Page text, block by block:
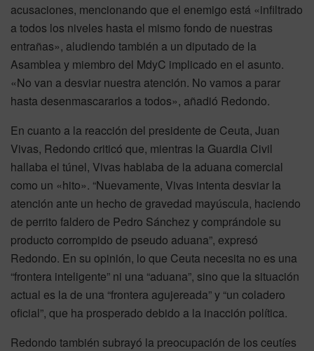
acusaciones, mencionando que el enemigo está «infiltrado
a todos los niveles hasta el mismo fondo de nuestras
entrañas», aludiendo también a un diputado de la
Asamblea y miembro del MdyC implicado en el asunto.
«No van a desviar nuestra atención. No vamos a parar
hasta desenmascararlos a todos», añadió Redondo.
En cuanto a la reacción del presidente de Ceuta, Juan
Vivas, Redondo criticó que, mientras la Guardia Civil
hallaba el túnel, Vivas hablaba de la aduana comercial
como un «hito». “Nuevamente, Vivas intenta desviar la
atención ante un hecho de gravedad mayúscula, haciendo
de perrito faldero de Pedro Sánchez y comprándole su
producto corrompido de pseudo aduana”, expresó
Redondo. En su opinión, lo que Ceuta necesita no es una
“frontera inteligente” ni una “aduana”, sino que la situación
actual es la de una “frontera agujereada” y “un coladero
oficial”, que ha prosperado debido a la inacción política.
Redondo también subrayó la preocupación de los ceutíes